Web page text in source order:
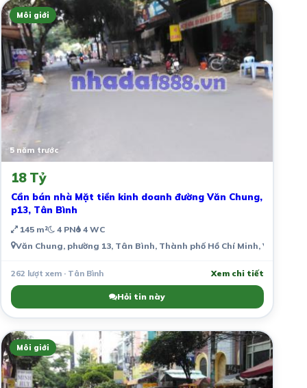
Môi giới
5 năm trước
18 Tỷ
Cần bán nhà Mặt tiền kinh doanh đường Văn Chung,
p13, Tân Bình
145 m² 4 PN 4 WC
Văn Chung, phường 13, Tân Bình, Thành phố Hồ Chí Minh, Việt Nam
262 lượt xem · Tân Bình Xem chi tiết
Hỏi tin này
Môi giới